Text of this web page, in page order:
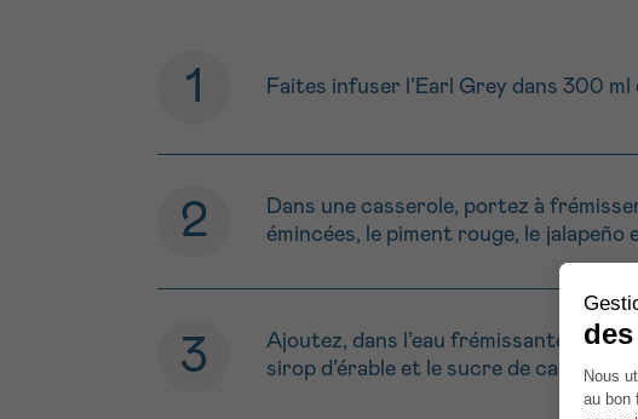
Faites infuser l’Earl Grey dans 300
Dans une casserole, portez à
émincées, le piment rouge, le jalapeño
Ajoutez, dans l’eau frémissante, la
sirop d’érable et le sucre de canne.